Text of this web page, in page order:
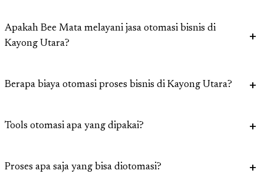
Apakah Bee Mata melayani jasa otomasi bisnis di
Kayong Utara?
Berapa biaya otomasi proses bisnis di Kayong Utara?
Tools otomasi apa yang dipakai?
Proses apa saja yang bisa diotomasi?